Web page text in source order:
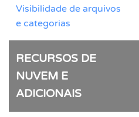
Visibilidade de arquivos
e categorias
RECURSOS DE
NUVEM E
ADICIONAIS